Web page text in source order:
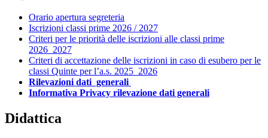
Orario apertura segreteria
Iscrizioni classi prime 2026 / 2027
Criteri per le priorità delle iscrizioni alle classi prime
2026_2027
Criteri di accettazione delle iscrizioni in caso di esubero per le
classi Quinte per l’a.s. 2025_2026
Rilevazioni dati generali
Informativa Privacy rilevazione dati generali
Didattica